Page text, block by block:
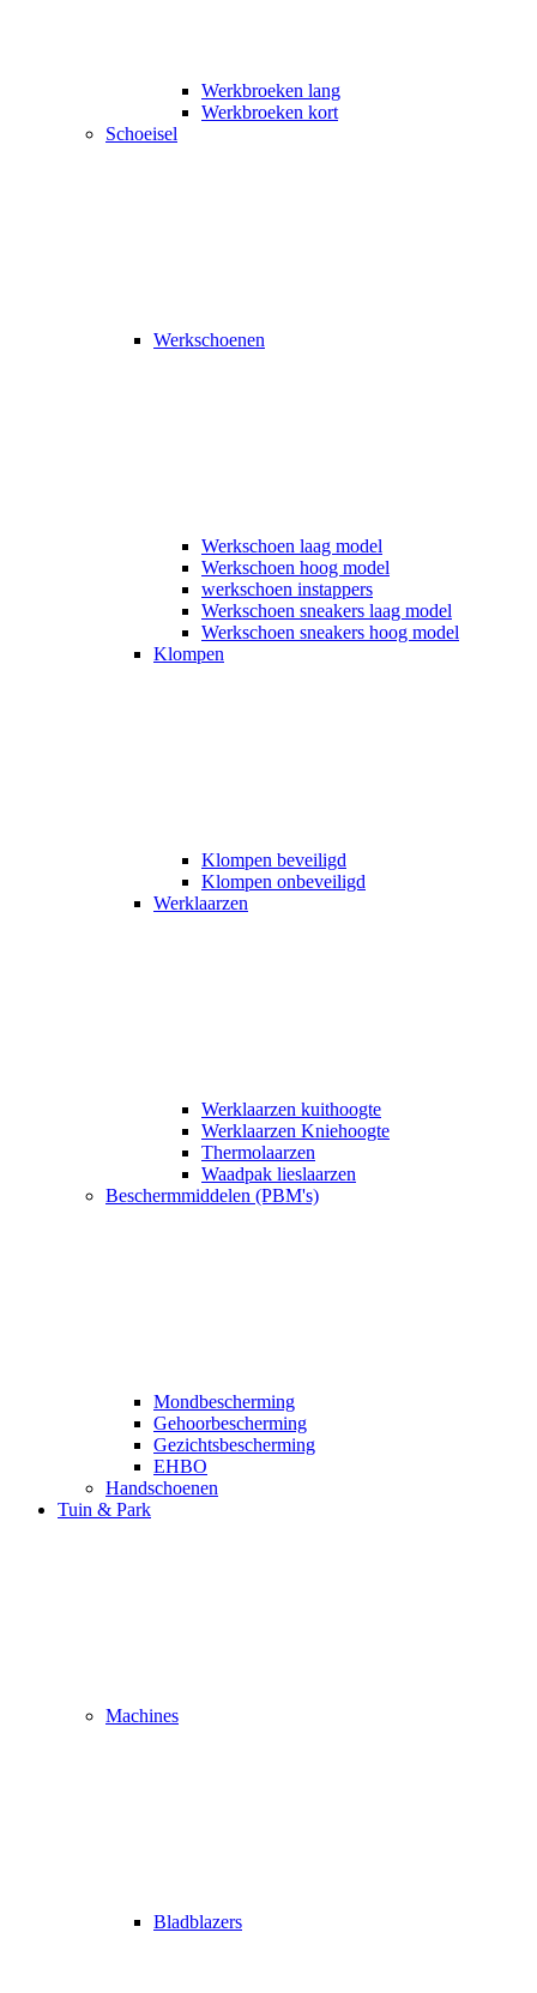
Werkbroeken lang
Werkbroeken kort
Schoeisel
Werkschoenen
Werkschoen laag model
Werkschoen hoog model
werkschoen instappers
Werkschoen sneakers laag model
Werkschoen sneakers hoog model
Klompen
Klompen beveiligd
Klompen onbeveiligd
Werklaarzen
Werklaarzen kuithoogte
Werklaarzen Kniehoogte
Thermolaarzen
Waadpak lieslaarzen
Beschermmiddelen (PBM's)
Mondbescherming
Gehoorbescherming
Gezichtsbescherming
EHBO
Handschoenen
Tuin & Park
Machines
Bladblazers